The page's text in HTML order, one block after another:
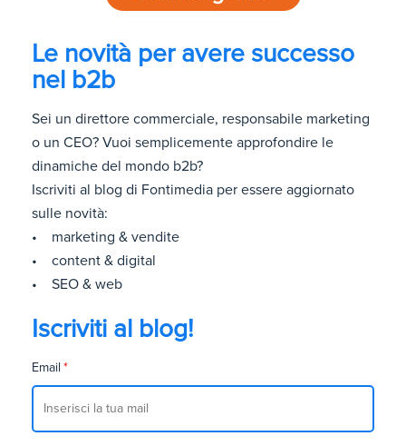
Le novità per avere successo
nel b2b
Sei un direttore commerciale, responsabile marketing
o un CEO? Vuoi semplicemente approfondire le
dinamiche del mondo b2b?
Iscriviti al blog di Fontimedia per essere aggiornato
sulle novità:
• marketing & vendite
• content & digital
• SEO & web
Iscriviti al blog!
Email *